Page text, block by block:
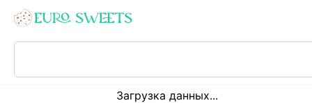
Loading...
Загрузка данных...